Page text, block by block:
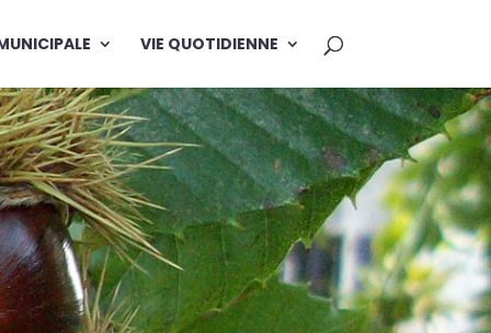
VIE QUOTIDIENNE